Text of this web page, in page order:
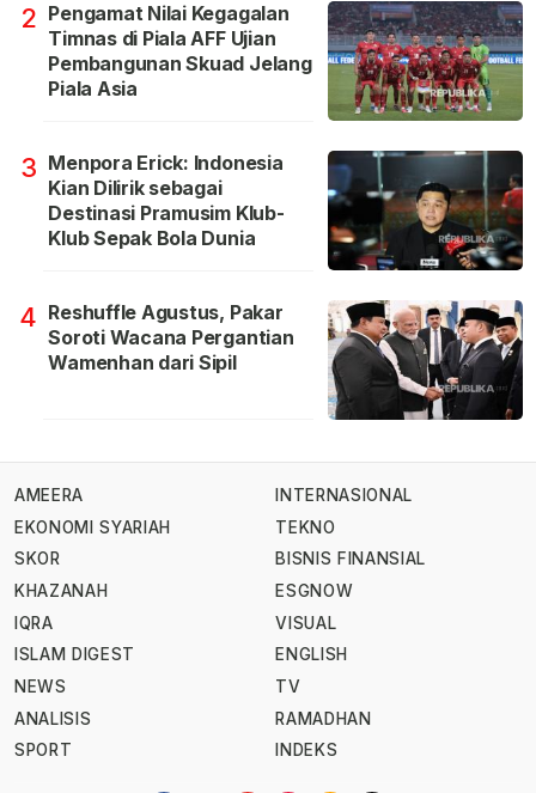
2 Pengamat Nilai Kegagalan
Timnas di Piala AFF Ujian
Pembangunan Skuad Jelang
Piala Asia
3 Menpora Erick: Indonesia
Kian Dilirik sebagai
Destinasi Pramusim Klub-
Klub Sepak Bola Dunia
4 Reshuffle Agustus, Pakar
Soroti Wacana Pergantian
Wamenhan dari Sipil
AMEERA
EKONOMI SYARIAH
SKOR
KHAZANAH
IQRA
ISLAM DIGEST
NEWS
ANALISIS
SPORT
INTERNASIONAL
TEKNO
BISNIS FINANSIAL
ESGNOW
VISUAL
ENGLISH
TV
RAMADHAN
INDEKS